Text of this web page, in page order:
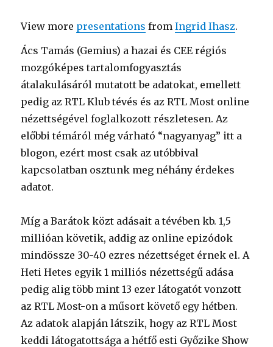
View more presentations fromIngrid Ihasz.
Ács Tamás (Gemius) a hazai és CEE régiós
mozgóképes tartalomfogyasztás
átalakulásáról mutatott be adatokat, emellett
pedig az RTL Klub tévés és az RTL Most online
nézettségével foglalkozott részletesen. Az
előbbi témáról még várható “nagyanyag” itt a
blogon, ezért most csak az utóbbival
kapcsolatban osztunk meg néhány érdekes
adatot.
Míg a Barátok közt adásait a tévében kb. 1,5
millióan követik, addig az online epizódok
mindössze 30-40 ezres nézettséget érnek el. A
Heti Hetes egyik 1 milliós nézettségű adása
pedig alig több mint 13 ezer látogatót vonzott
az RTL Most-on a műsort követő egy hétben.
Az adatok alapján látszik, hogy az RTL Most
keddi látogatottsága a hétfő esti Győzike Show